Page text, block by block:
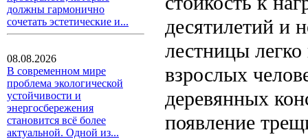
должны гармонично
сочетать эстетические и...
08.08.2026
В современном мире
проблема экологической
устойчивости и
энергосбережения
становится всё более
актуальной. Одной из...
десятилетий и
лестницы
взрослых
деревянных
появление